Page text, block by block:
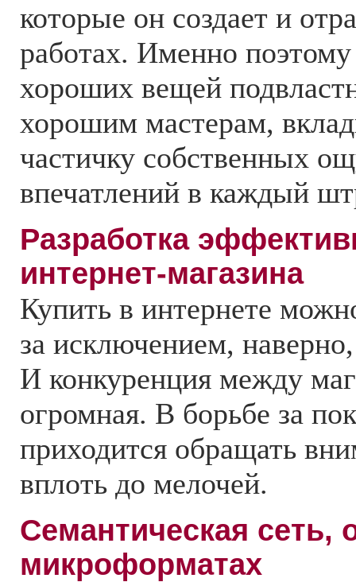
которые он создает и
работах. Именно поэтому
хороших вещей
хорошим мастерам,
частичку собственных
впечатлений в каждый
Разработка
интернет-магазина
Купить в интернете
за исключением,
И конкуренция между
огромная. В борьбе за
приходится обращать
вплоть до мелочей.
Семантическая сеть,
микроформатах